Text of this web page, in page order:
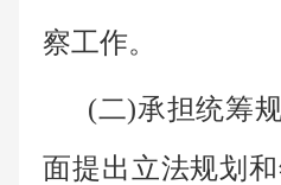
察工作。
(二)承担统筹
面提出立法规划